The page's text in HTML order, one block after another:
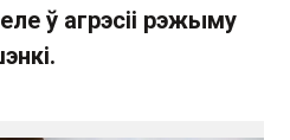
ў агрэсіі рэжыму